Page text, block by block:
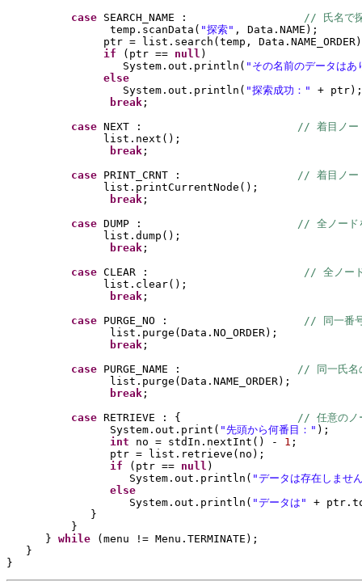
case SEARCH_NAME :
// 氏名で
temp.scanData ( "探索" , Data.NAME ) ;
ptr = list.search ( temp, Data.NAME_ORDER)
if
( ptr == null )
System.out.println ( "その名前のデータはあ
else
System.out.println ( "探索成功：" + ptr) ;
break ;
case NEXT :
// 着目ノー
list.next () ;
break ;
case PRINT_CRNT :
// 着目ノー
list.printCurrentNode () ;
break ;
case DUMP :
// 全ノード
list.dump () ;
break ;
case CLEAR :
// 全ノー
list.clear() ;
break ;
case PURGE_NO :
// 同一番
list.purge ( Data.NO_ORDER) ;
break ;
case PURGE_NAME :
// 同一氏名
list.purge ( Data.NAME_ORDER) ;
break ;
case RETRIEVE : {
// 任意のノ
System.out.print ( "先頭から何番目：" ) ;
int no = stdIn.nextInt () - 1 ;
ptr = list.retrieve ( no ) ;
if
( ptr == null )
System.out.println ( "データは存在しませ
else
System.out.println ( "データは" +
}
}
} while ( menu != Menu.TERMINATE ) ;
}
}